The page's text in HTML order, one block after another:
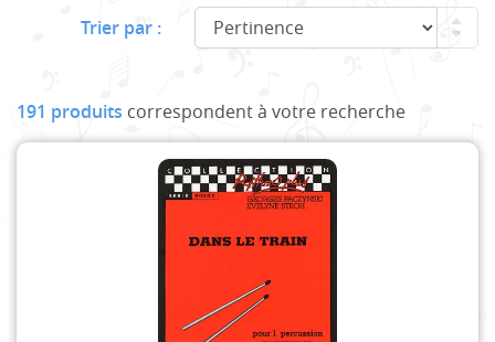
Trier par :
191 produits correspondent à votre recherche